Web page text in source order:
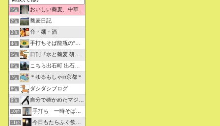
1位 おいしい蕎麦、中華そばを求めて彷徨うブログ
2位 蕎麦日記
3位 音・麺・酒
4位 手打ちそば龍瓶の“いつも心に太陽を”
5位 日刊『水と蕎麦 研究図鑑』
6位 こちら出石町 出石そばの「田中屋食品製造部」
7位 ＊ゆるもしゃin京都＊
8位 ダシダシブログ
9位 自分で確かめたマジな近現代史・グルメな蕎麦・キレイなお花さん
10位 手打ち 一時そば (店主の軟式ホームページ）
11位 今日もたらふく飲んで食べた -湖月四代目嫁日記-